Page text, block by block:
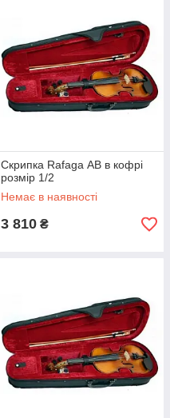
Скрипка Rafaga АВ в кофрі
розмір 1/2
Немає в наявності
3 810 ₴